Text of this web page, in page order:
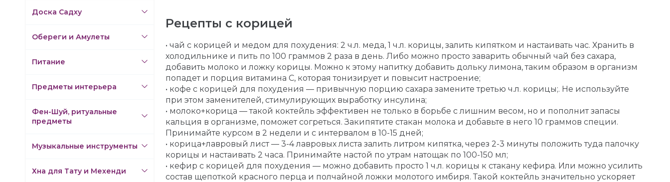
Доска Садху
Обереги и Амулеты
Питание
Предметы интерьера
Фен-Шуй, ритуальные
предметы
Музыкальные инструменты
Хна для Тату и Мехенди
Рецепты с корицей
• чай с корицей и медом для похудения: 2 ч.л. меда, 1 ч.л. корицы, залить кипятком и настаивать час. Хранить в
холодильнике и пить по 100 граммов 2 раза в день. Либо можно просто заварить обычный чай без сахара,
добавить молоко и ложку корицы. Можно к этому напитку добавить дольку лимона, таким образом в организм
попадет и порция витамина С, которая тонизирует и повысит настроение;
• кофе с корицей для похудения — привычную порцию сахара замените третью ч.л. корицы;. Не используйте
при этом заменителей, стимулирующих выработку инсулина;
• молоко+корица — такой коктейль эффективен не только в борьбе с лишним весом, но и пополнит запасы
кальция в организме, поможет согреться. Закипятите стакан молока и добавьте в него 10 граммов специи.
Принимайте курсом в 2 недели и с интервалом в 10-15 дней;
• корица+лавровый лист — 3-4 лавровых листа залить литром кипятка, через 2-3 минуты положить туда палочку
корицы и настаивать 2 часа. Принимайте настой по утрам натощак по 100-150 мл;
• кефир с корицей для похудения — можно добавить просто 1 ч.л. корицы к стакану кефира. Или можно усилить
состав щепоткой красного перца и полчайной ложки молотого имбиря. Такой коктейль значительно ускоряет